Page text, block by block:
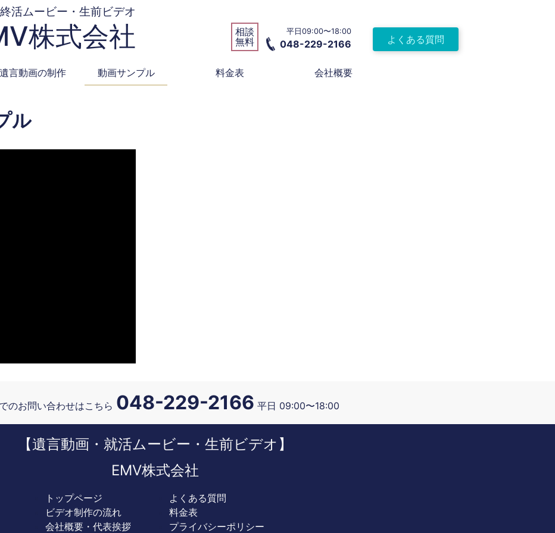
活ムービー・生前ビデオ
株式会社
相談
無料
平日09:00〜18:00
048-229-2166 よくある質問
言動画の制作 動画サンプル 料金表 会社概要
ル
のお問い合わせはこちら 048-229-2166 平日 09:00〜18:00
【遺言動画・就活ムービー・生前ビデオ】
EMV株式会社
トップページ
ビデオ制作の流れ
会社概要・代表挨拶
よくある質問
料金表
プライバシーポリシー